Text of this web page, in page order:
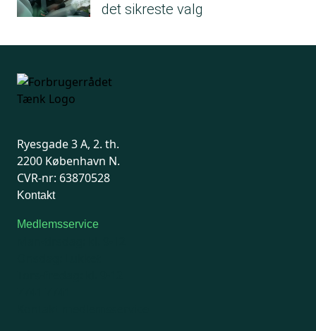
det sikreste valg
Ryesgade 3 A, 2. th.
2200 København N.
CVR-nr: 63870528
Kontakt
Medlemsservice